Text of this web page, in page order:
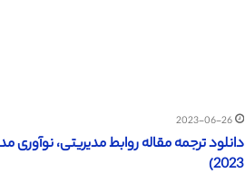
2023-06-26
دانلود ترجمه مقاله روابط مدیریتی،
2023)